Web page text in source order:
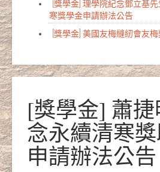
[獎學金] 理學院紀念鄧立基
寒獎學金申請辦法公告
[獎學金] 美國友梅縫紉會友
[獎學金] 蕭
念永續清寒
申請辦法公告